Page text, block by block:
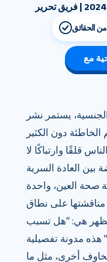
الحقائق
يستمر نشر
الخاطئة دون الكثير
قلقًا وارتباكًا لا
بين العادة السرية
صحة العين، واحدة
على نطاق
تظهر هي: “هل تسبب
هذه مدونة تفصيلية
أخرى، مثل ما